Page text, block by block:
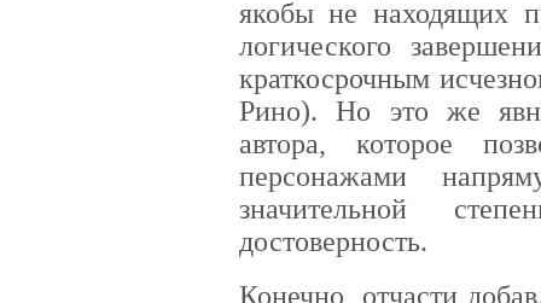
якобы не находящих
логического
краткосрочным
Рино). Но это же
автора, которое
персонажами
значительной
достоверность.
Конечно, отчасти